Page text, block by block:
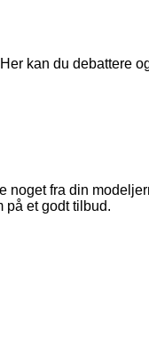
kan du debattere
fra din
et godt tilbud.